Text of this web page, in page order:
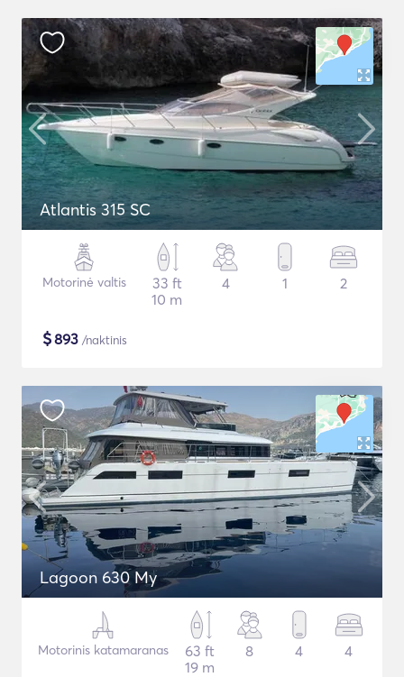
Atlantis 315 SC
Motorinė valtis
33 ft
10 m
4 1 2
$893 /naktinis
Lagoon 630 My
Motorinis katamaranas
63 ft
19 m
8 4 4